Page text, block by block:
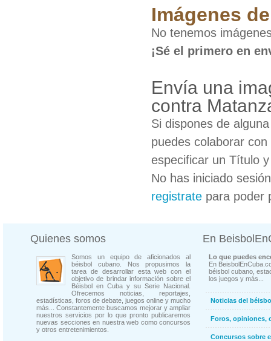
Imágenes
No tenemos
¡Sé el primero en
Envía una
contra
Si dispones de
puedes colaborar
especificar un Título
No has iniciado
registrate para poder
Quienes somos
Somos un equipo de aficionados al
béisbol cubano. Nos propusimos la
tarea de desarrollar esta web con el
objetivo de brindar información sobre el
Béisbol en Cuba y su Serie Nacional.
Ofrecemos noticias, reportajes,
estadísticas, foros de debate, juegos online y mucho
más... Constantemente buscamos mejorar y ampliar
nuestros servicios por lo que pronto publicaremos
nuevas secciones en nuestra web como concursos
y otros entretenimientos.
En
Lo que puedes
En
béisbol cubano,
los juegos y más...
Noticias del
Foros, opiniones,
Concursos sobre